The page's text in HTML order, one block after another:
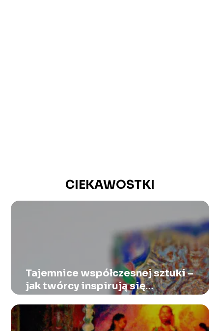
CIEKAWOSTKI
Tajemnice współczesnej sztuki –
jak twórcy inspirują się
przeszłością